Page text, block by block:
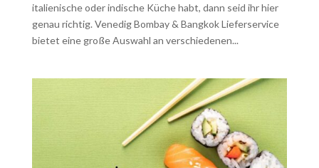
italienische oder indische Küche habt, dann seid ihr hier
genau richtig. Venedig Bombay & Bangkok Lieferservice
bietet eine große Auswahl an verschiedenen...